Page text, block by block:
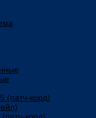
(патч-корд)